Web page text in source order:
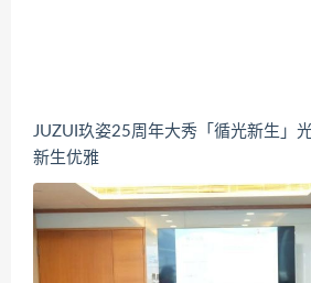
JUZUI玖姿25周年大秀「循光新生」
新生优雅